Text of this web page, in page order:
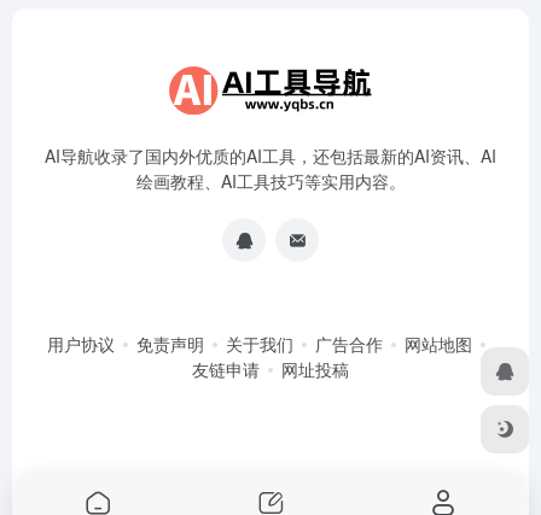
AI导航收录了国内外优质的AI工具，还包括最新的AI资讯、AI
绘画教程、AI工具技巧等实用内容。
用户协议 免责声明 关于我们 广告合作
网站地图
友链申请
网址投稿